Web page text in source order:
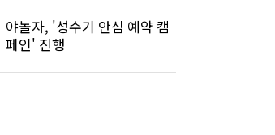
야놀자, '성수기 안심 예약 캠
페인' 진행